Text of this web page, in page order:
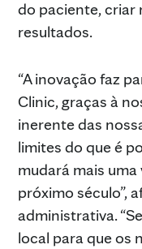
do paciente, criar
resultados.
“A inovação faz
Clinic, graças à
inerente das
limites do que é
mudará mais
próximo século”,
administrativa.
local para que os